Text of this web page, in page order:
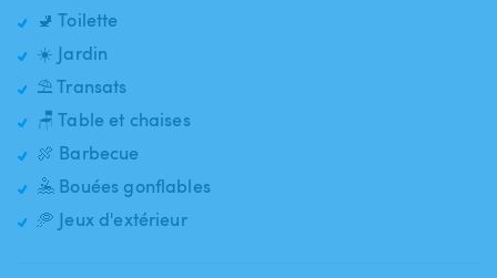
🚽 Toilette
☀️ Jardin
⛱️ Transats
🪑 Table et chaises
🍖 Barbecue
🤽 Bouées gonflables
🥏 Jeux d'extérieur